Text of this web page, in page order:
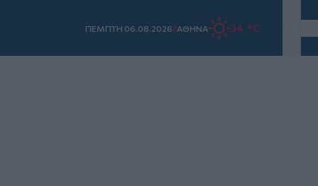
ΠΕΜΠΤΗ 06.08.2026/ΑΘΗΝΑ 34 °C